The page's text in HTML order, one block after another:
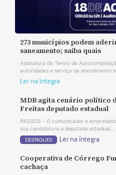
273 municípios podem
saneamento; saiba quais
Assinatura do Termo de
autoridades e serviço de atendimento
Ler na íntegra
MDB agita cenário político
Freitas deputado estadual
PASSOS - O comunicador e
sua candidatura a deputado estadual...
DESTAQUES Ler na íntegra
Cooperativa de Córrego
cachaça